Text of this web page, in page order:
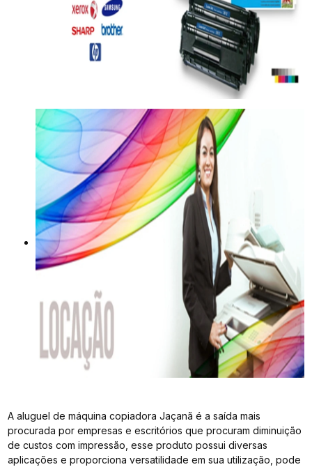
A aluguel de máquina copiadora Jaçanã é a saída mais
procurada por empresas e escritórios que procuram diminuição
de custos com impressão, esse produto possui diversas
aplicações e proporciona versatilidade em sua utilização, pode